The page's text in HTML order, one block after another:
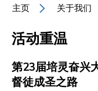
主页 关于我们
活动重温
第23届培灵奋兴
督徒成圣之路